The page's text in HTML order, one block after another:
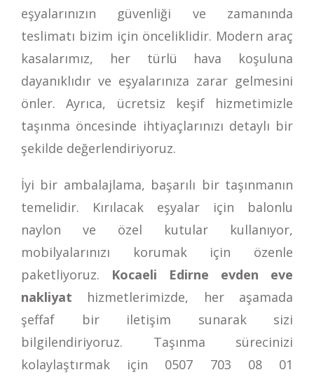
eşyalarınızın güvenliği ve zamanında
teslimatı bizim için önceliklidir. Modern araç
kasalarımız, her türlü hava koşuluna
dayanıklıdır ve eşyalarınıza zarar gelmesini
önler. Ayrıca, ücretsiz keşif hizmetimizle
taşınma öncesinde ihtiyaçlarınızı detaylı bir
şekilde değerlendiriyoruz.
İyi bir ambalajlama, başarılı bir taşınmanın
temelidir. Kırılacak eşyalar için balonlu
naylon ve özel kutular kullanıyor,
mobilyalarınızı korumak için özenle
paketliyoruz. Kocaeli Edirne evden eve
nakliyat hizmetlerimizde, her aşamada
şeffaf bir iletişim sunarak sizi
bilgilendiriyoruz. Taşınma sürecinizi
kolaylaştırmak için 0507 703 08 01